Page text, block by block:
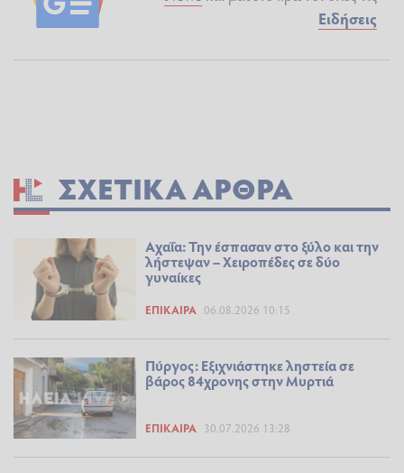
Ειδήσεις
ΣΧΕΤΙΚΆ ΆΡΘΡΑ
Αχαΐα: Την έσπασαν στο ξύλο και την
λήστεψαν – Χειροπέδες σε δύο
γυναίκες
ΕΠΊΚΑΙΡΑ 06.08.2026 10:15
Πύργος: Εξιχνιάστηκε ληστεία σε
βάρος 84χρονης στην Μυρτιά
ΕΠΊΚΑΙΡΑ 30.07.2026 13:28